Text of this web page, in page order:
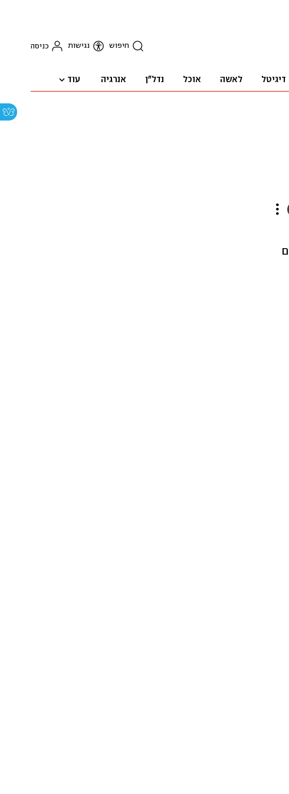
חיפוש נגישות כניסה
דיגיטל לאשה אוכל נדל"ן אנרגיה עוד